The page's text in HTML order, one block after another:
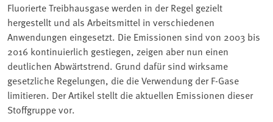
Fluorierte Treibhausgase werden in der Regel gezielt
hergestellt und als Arbeitsmittel in verschiedenen
Anwendungen eingesetzt. Die Emissionen sind von 2003 bis
2016 kontinuierlich gestiegen, zeigen aber nun einen
deutlichen Abwärtstrend. Grund dafür sind wirksame
gesetzliche Regelungen, die die Verwendung der F-Gase
limitieren. Der Artikel stellt die aktuellen Emissionen dieser
Stoffgruppe vor.